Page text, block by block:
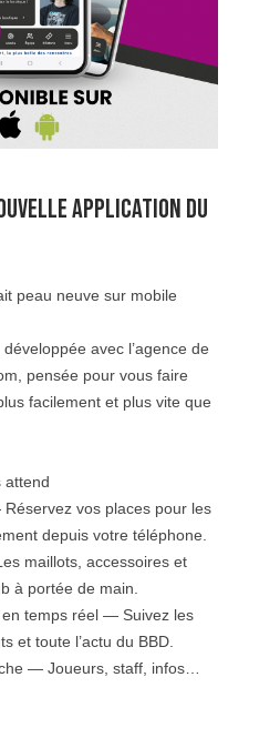
APPLICATION DU
peau neuve sur mobile
avec l’agence de
, pensée pour vous faire
facilement et plus vite que
attend
vos places pour les
depuis votre téléphone.
maillots, accessoires et
à portée de main.
temps réel — Suivez les
et toute l’actu du BBD.
— Joueurs, staff, infos…